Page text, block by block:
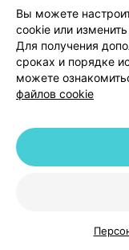
Если у Вас
вопросы по
препарата,
или работнику
Возможные
Подобно всем
препарат
далеко не у всех.
Вы можете
cookie или
Для получения
сроках и порядке
можете
файлов cookie